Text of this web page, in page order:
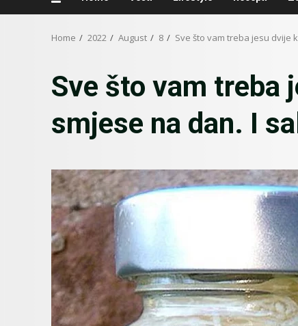
Home 2022 August 8 Sve što vam treba jesu dvije
Sve što vam treba
smjese na dan. I